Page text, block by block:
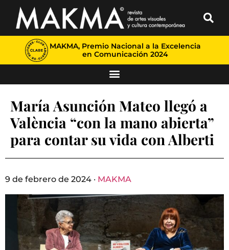
MAKMA, Premio Nacional a la Excelencia
en Comunicación 2024
María Asunción Mateo llegó a
València “con la mano abierta”
para contar su vida con Alberti
9 de febrero de 2024 · MAKMA